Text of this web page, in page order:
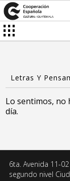
Lo sentimos, no
día.
6ta. Avenida 11-
segundo nivel